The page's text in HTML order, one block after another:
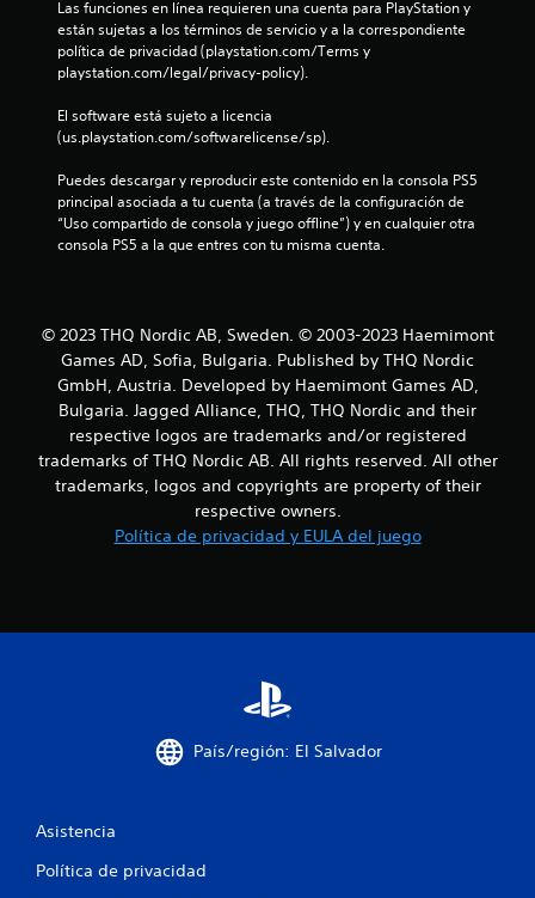
e
s
e
n
t
o
t
d
Las funciones en línea requieren una cuenta para PlayStation y
están sujetas a los términos de servicio y a la correspondiente
política de privacidad (playstation.com/Terms y
playstation.com/legal/privacy-policy).
El software está sujeto a licencia
(us.playstation.com/softwarelicense/sp).
Puedes descargar y reproducir este contenido en la consola PS5
principal asociada a tu cuenta (a través de la configuración de
“Uso compartido de consola y juego offline”) y en cualquier otra
consola PS5 a la que entres con tu misma cuenta.
© 2023 THQ Nordic AB, Sweden. © 2003-2023 Haemimont
Games AD, Sofia, Bulgaria. Published by THQ Nordic
GmbH, Austria. Developed by Haemimont Games AD,
Bulgaria. Jagged Alliance, THQ, THQ Nordic and their
respective logos are trademarks and/or registered
trademarks of THQ Nordic AB. All rights reserved. All other
trademarks, logos and copyrights are property of their
respective owners.
Política de privacidad y EULA del juego
País/región: El Salvador
Asistencia
Política de privacidad